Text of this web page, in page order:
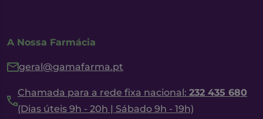
A Nossa Farmácia
geral@gamafarma.pt
Chamada para a rede fixa nacional: 232 435 680
(Dias úteis 9h - 20h | Sábado 9h - 19h)